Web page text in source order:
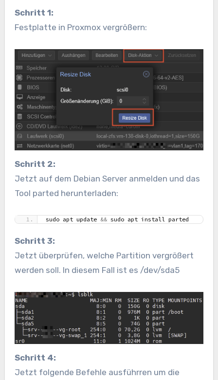
Schritt 1:
Festplatte in Proxmox vergrößern:
Schritt 2:
Jetzt auf dem Debian Server anmelden und das
Tool parted herunterladen:
sudo apt update && sudo apt install parted
Schritt 3:
Jetzt überprüfen, welche Partition vergrößert
werden soll. In diesem Fall ist es /dev/sda5
Schritt 4:
Jetzt folgende Befehle ausführren um die